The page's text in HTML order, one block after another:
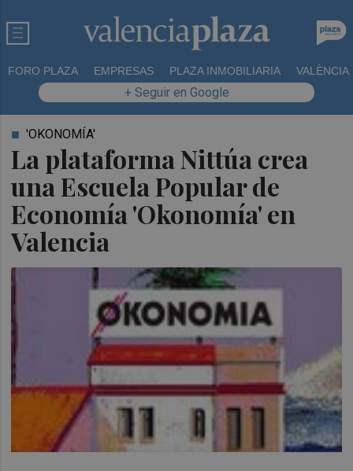
FORO PLAZA EMPRESAS PLAZA INMOBILIARIA VALÈNCIA
+ Seguir en Google
La plataforma Nittúa crea
una Escuela Popular de
Economía 'Okonomía' en
Valencia
'OKONOMÍA'